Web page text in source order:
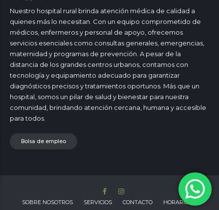
Nuestro hospital rural brinda atención médica de calidad a
quienes más lo necesitan. Con un equipo comprometido de
médicos, enfermeros y personal de apoyo, ofrecemos
servicios esenciales como consultas generales, emergencias,
maternidad y programas de prevención. A pesar de la
distancia de los grandes centros urbanos, contamos con
tecnología y equipamiento adecuado para garantizar
diagnósticos precisos y tratamientos oportunos. Más que un
hospital, somos un pilar de salud y bienestar para nuestra
comunidad, brindando atención cercana, humana y accesible
para todos.
Bolsa de empleo
SOBRE NOSOTROS SERVICIOS CONTACTO HORARIOS